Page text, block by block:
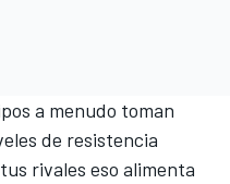
a menudo toman
de resistencia
rivales eso alimenta